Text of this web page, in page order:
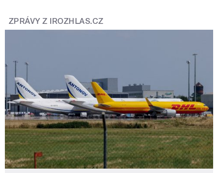
ZPRÁVY Z IROZHLAS.CZ